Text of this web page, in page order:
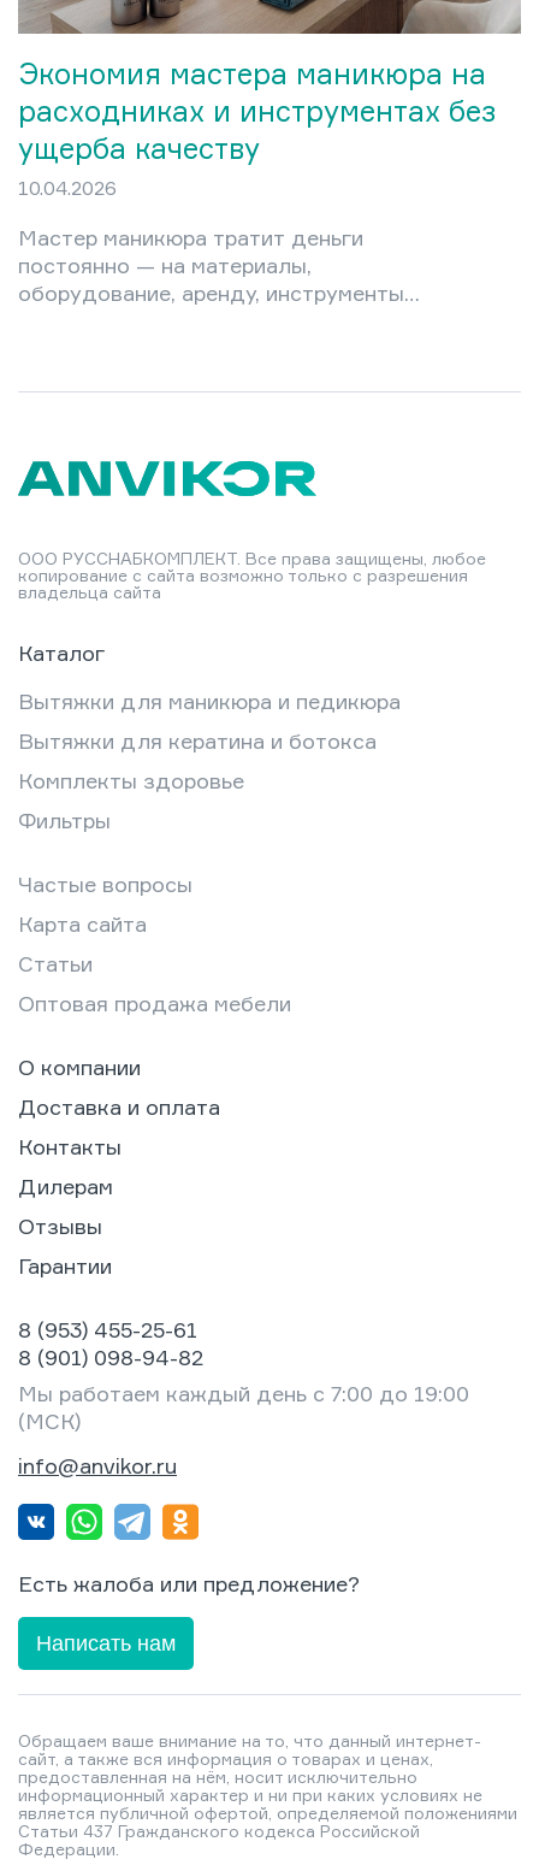
Экономия мастера маникюра на
расходниках и инструментах без
ущерба качеству
10.04.2026
Мастер маникюра тратит деньги
постоянно — на материалы,
оборудование, аренду, инструменты.
грамотный выбор: где можно
сэкономить без ущерба репутации, а
конкретные стратегии управления
расходами: от расчёта
ООО РУССНАБКОМПЛЕКТ. Все права защищены, любое
копирование с сайта возможно только с разрешения
владельца сайта
Каталог
Вытяжки для маникюра и педикюра
Вытяжки для кератина и ботокса
Комплекты здоровье
Фильтры
Частые вопросы
Карта сайта
Статьи
Оптовая продажа мебели
О компании
Доставка и оплата
Контакты
Дилерам
Отзывы
Гарантии
8 (953) 455-25-61
8 (901) 098-94-82
Мы работаем каждый день с 7:00 до 19:00
(МСК)
info@anvikor.ru
Есть жалоба или предложение?
Написать нам
Обращаем ваше внимание на то, что данный интернет-
сайт, а также вся информация о товарах и ценах,
предоставленная на нём, носит исключительно
информационный характер и ни при каких условиях не
является публичной офертой, определяемой положениями
Статьи 437 Гражданского кодекса Российской
Федерации.